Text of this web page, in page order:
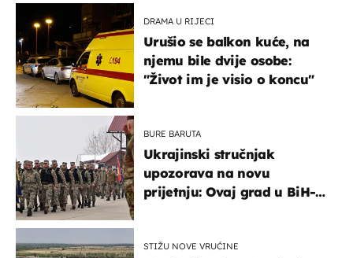
DRAMA U RIJECI
Urušio se balkon kuće, na
njemu bile dvije osobe:
"Život im je visio o koncu"
BURE BARUTA
Ukrajinski stručnjak
upozorava na novu
prijetnju: Ovaj grad u BiH-u
STIŽU NOVE VRUĆINE